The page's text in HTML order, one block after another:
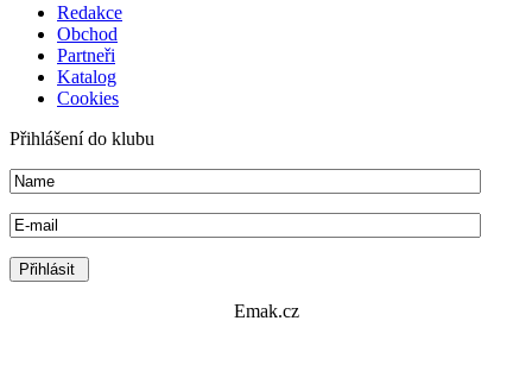
Redakce
Obchod
Partneři
Katalog
Cookies
Přihlášení do klubu
Emak.cz